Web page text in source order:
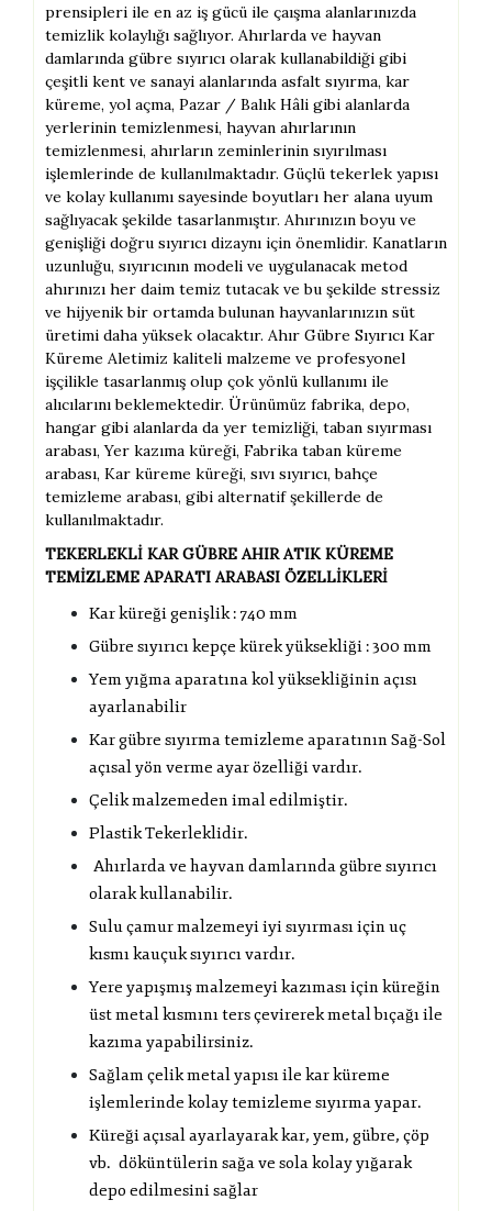
prensipleri ile en az iş gücü ile çaışma alanlarınızda
temizlik kolaylığı sağlıyor. Ahırlarda ve hayvan
damlarında gübre sıyırıcı olarak kullanabildiği gibi
çeşitli kent ve sanayi alanlarında asfalt sıyırma, kar
küreme, yol açma, Pazar / Balık Hâli gibi alanlarda
yerlerinin temizlenmesi, hayvan ahırlarının
temizlenmesi, ahırların zeminlerinin sıyırılması
işlemlerinde de kullanılmaktadır. Güçlü tekerlek yapısı
ve kolay kullanımı sayesinde boyutları her alana uyum
sağlıyacak şekilde tasarlanmıştır. Ahırınızın boyu ve
genişliği doğru sıyırıcı dizaynı için önemlidir. Kanatların
uzunluğu, sıyırıcının modeli ve uygulanacak metod
ahırınızı her daim temiz tutacak ve bu şekilde stressiz
ve hijyenik bir ortamda bulunan hayvanlarınızın süt
üretimi daha yüksek olacaktır. Ahır Gübre Sıyırıcı Kar
Küreme Aletimiz kaliteli malzeme ve profesyonel
işçilikle tasarlanmış olup çok yönlü kullanımı ile
alıcılarını beklemektedir. Ürünümüz fabrika, depo,
hangar gibi alanlarda da yer temizliği, taban sıyırması
arabası, Yer kazıma küreği, Fabrika taban küreme
arabası, Kar küreme küreği, sıvı sıyırıcı, bahçe
temizleme arabası, gibi alternatif şekillerde de
kullanılmaktadır.
TEKERLEKLİ KAR GÜBRE AHIR ATIK KÜREME
TEMİZLEME APARATI ARABASI ÖZELLİKLERİ
Kar küreği genişlik : 740 mm
Gübre sıyırıcı kepçe kürek yüksekliği : 300 mm
Yem yığma aparatına kol yüksekliğinin açısı
ayarlanabilir
Kar gübre sıyırma temizleme aparatının Sağ-Sol
açısal yön verme ayar özelliği vardır.
Çelik malzemeden imal edilmiştir.
Plastik Tekerleklidir.
Ahırlarda ve hayvan damlarında gübre sıyırıcı
olarak kullanabilir.
Sulu çamur malzemeyi iyi sıyırması için uç
kısmı kauçuk sıyırıcı vardır.
Yere yapışmış malzemeyi kazıması için küreğin
üst metal kısmını ters çevirerek metal bıçağı ile
kazıma yapabilirsiniz.
Sağlam çelik metal yapısı ile kar küreme
işlemlerinde kolay temizleme sıyırma yapar.
Küreği açısal ayarlayarak kar, yem, gübre, çöp
vb. döküntülerin sağa ve sola kolay yığarak
depo edilmesini sağlar